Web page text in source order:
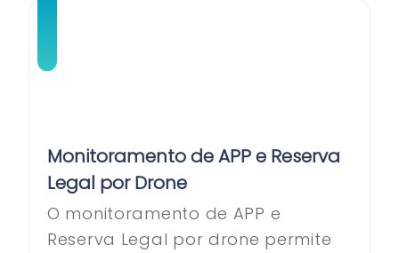
Monitoramento de APP e Reserva
Legal por Drone
O monitoramento de APP e
Reserva Legal por drone permite